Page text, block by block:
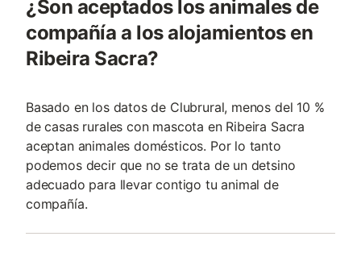
¿Son aceptados los animales de
compañía a los alojamientos en
Ribeira Sacra?
Basado en los datos de Clubrural, menos del 10 %
de casas rurales con mascota en Ribeira Sacra
aceptan animales domésticos. Por lo tanto
podemos decir que no se trata de un detsino
adecuado para llevar contigo tu animal de
compañía.